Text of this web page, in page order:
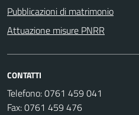
Pubblicazioni di matrimonio
Attuazione misure PNRR
CONTATTI
Telefono: 0761 459 041
Fax: 0761 459 476